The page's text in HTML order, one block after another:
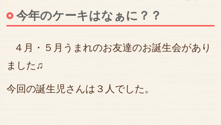
今年のケーキはなぁに？？
４月・５月うまれのお友達のお誕生会があり
ました♫
今回の誕生児さんは３人でした。